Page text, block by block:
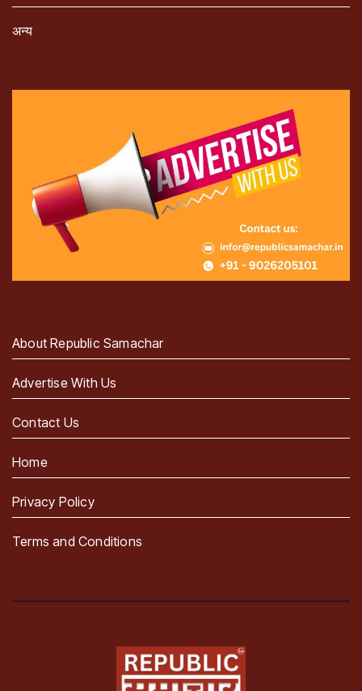
अन्य
About Republic Samachar
Advertise With Us
Contact Us
Home
Privacy Policy
Terms and Conditions